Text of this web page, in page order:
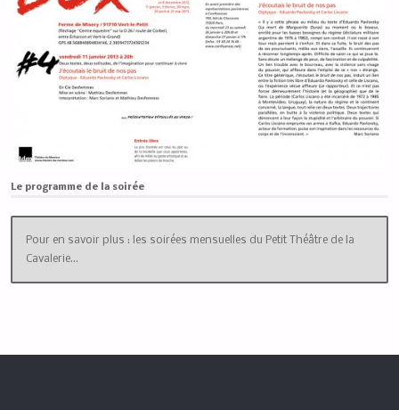
Le programme de la soirée
Pour en savoir plus : les soirées mensuelles du Petit Théâtre de la
Cavalerie…